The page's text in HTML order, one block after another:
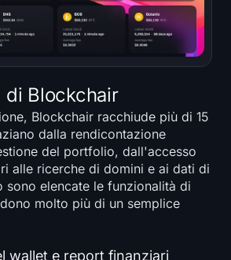
di Blockchair
Blockchair racchiude più di 15
dalla rendicontazione
del portfolio, dall'accesso
alle ricerche di domini e ai dati di
sono elencate le funzionalità di
molto più di un semplice
wallet e report finanziari